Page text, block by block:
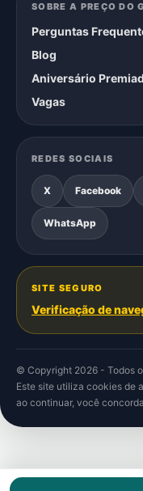
SOBRE A PREÇO DO
Perguntas
Blog
Aniversário
Vagas
REDES SOCIAIS
X Facebook
WhatsApp
SITE SEGURO
Verificação de
© Copyright 2026 - Todos
Este site utiliza cookies de
ao continuar, você